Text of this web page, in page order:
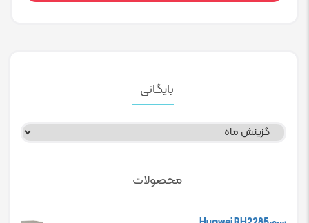
بایگانی
بایگانی
محصولات